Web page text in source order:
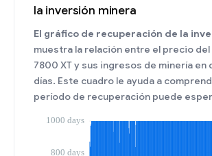
la inversión minera
El gráfico de recuperación de la
muestra la relación entre el precio del
7800 XT y sus ingresos de minería
días. Este cuadro le ayuda a
período de recuperación puede